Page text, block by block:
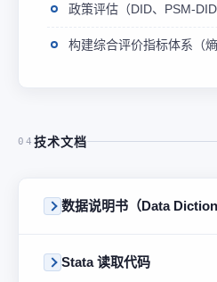
政策评估（DID、PSM-DID
构建综合评价指标体系（熵
04 技术文档
数据说明书（Data
Stata 读取代码